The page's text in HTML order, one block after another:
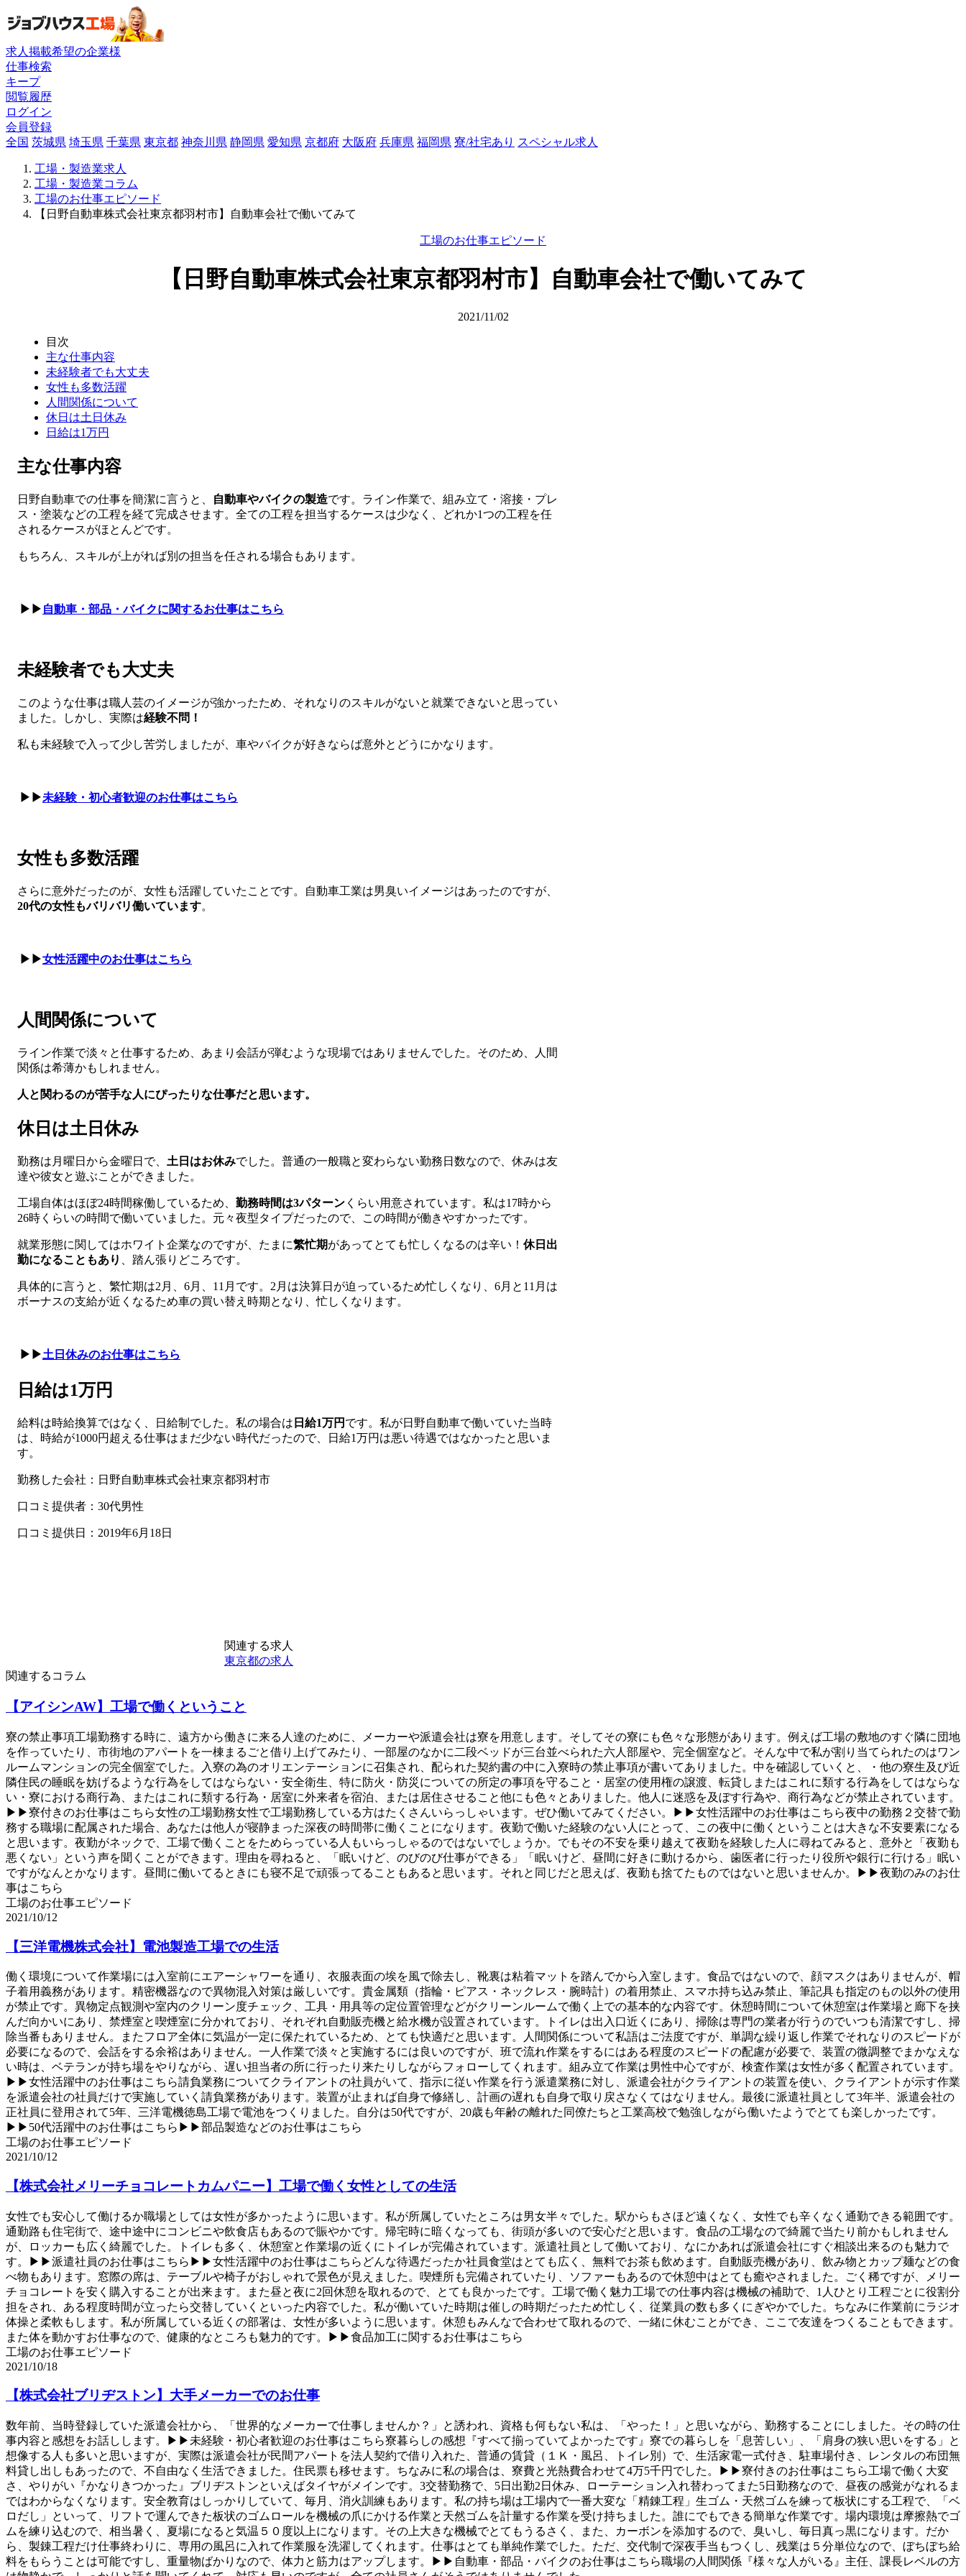
求人掲載希望の企業様
仕事検索
キープ
閲覧履歴
ログイン
会員登録
全国 茨城県 埼玉県 千葉県 東京都 神奈川県 静岡県 愛知県 京都府 大阪府 兵庫県 福岡県 寮/社宅あり スペシャル求人
工場・製造業求人
工場・製造業コラム
工場のお仕事エピソード
【日野自動車株式会社東京都羽村市】自動車会社で働いてみて
工場のお仕事エピソード
【日野自動車株式会社東京都羽村市】自動車会社で働いてみて
2021/11/02
目次
主な仕事内容
未経験者でも大丈夫
女性も多数活躍
人間関係について
休日は土日休み
日給は1万円
主な仕事内容
日野自動車での仕事を簡潔に言うと、 自動車やバイクの製造です。ライン作業で、組み立て・溶接・プレ
ス・塗装などの工程を経て完成させます。全ての工程を担当するケースは少なく、どれか1つの工程を任
されるケースがほとんどです。
もちろん、スキルが上がれば別の担当を任される場合もあります。
▶▶ 自動車・部品・バイクに関するお仕事はこちら
未経験者でも大丈夫
このような仕事は職人芸のイメージが強かったため、それなりのスキルがないと就業できないと思ってい
ました。しかし、実際は経験不問！
私も未経験で入って少し苦労しましたが、車やバイクが好きならば意外とどうにかなります。
▶▶未経験・初心者歓迎のお仕事はこちら
女性も多数活躍
さらに意外だったのが、女性も活躍していたことです。自動車工業は男臭いイメージはあったのですが、
20代の女性もバリバリ働いています。
▶▶女性活躍中のお仕事はこちら
人間関係について
ライン作業で淡々と仕事するため、あまり会話が弾むような現場ではありませんでした。そのため、人間
関係は希薄かもしれません。
人と関わるのが苦手な人にぴったりな仕事だと思います。
休日は土日休み
勤務は月曜日から金曜日で、 土日はお休みでした。普通の一般職と変わらない勤務日数なので、休みは友
達や彼女と遊ぶことができました。
工場自体はほぼ24時間稼働しているため、 勤務時間は3パターン くらい用意されています。私は17時から
26時くらいの時間で働いていました。元々夜型タイプだったので、この時間が働きやすかったです。
就業形態に関してはホワイト企業なのですが、たまに繁忙期があってとても忙しくなるのは辛い！ 休日出
勤になることもあり
、踏ん張りどころです。
具体的に言うと、繁忙期は2月、6月、11月です。2月は決算日が迫っているため忙しくなり、6月と11月は
ボーナスの支給が近くなるため車の買い替え時期となり、忙しくなります。
▶▶土日休みのお仕事はこちら
日給は1万円
給料は時給換算ではなく、日給制でした。私の場合は 日給1万円 です。私が日野自動車で働いていた当時
は、時給が1000円超える仕事はまだ少ない時代だったので、日給1万円は悪い待遇ではなかったと思いま
す。
勤務した会社：日野自動車株式会社東京都羽村市
口コミ提供者：30代男性
口コミ提供日：2019年6月18日
関連する求人
東京都の求人
関連するコラム
【アイシンAW】工場で働くということ
寮の禁止事項工場勤務する時に、遠方から働きに来る人達のために、メーカーや派遣会社は寮を用意します。そしてその寮にも色々な形態があります。例えば工場の敷地のすぐ隣に団地
を作っていたり、市街地のアパートを一棟まるごと借り上げてみたり、一部屋のなかに二段ベッドが三台並べられた六人部屋や、完全個室など。そんな中で私が割り当てられたのはワン
ルームマンションの完全個室でした。入寮の為のオリエンテーションに召集され、配られた契約書の中に入寮時の禁止事項が書いてありました。中を確認していくと、・他の寮生及び近
隣住民の睡眠を妨げるような行為をしてはならない・安全衛生、特に防火・防災についての所定の事項を守ること・居室の使用権の譲渡、転貸しまたはこれに類する行為をしてはならな
い・寮における商行為、またはこれに類する行為・居室に外来者を宿泊、または居住させること他にも色々とありました。他人に迷惑を及ぼす行為や、商行為などが禁止されています。
▶▶寮付きのお仕事はこちら女性の工場勤務女性で工場勤務している方はたくさんいらっしゃいます。ぜひ働いてみてください。▶▶女性活躍中のお仕事はこちら夜中の勤務２交替で勤
務する職場に配属された場合、あなたは他人が寝静まった深夜の時間帯に働くことになります。夜勤で働いた経験のない人にとって、この夜中に働くということは大きな不安要素になる
と思います。夜勤がネックで、工場で働くことをためらっている人もいらっしゃるのではないでしょうか。でもその不安を乗り越えて夜勤を経験した人に尋ねてみると、意外と「夜勤も
悪くない」という声を聞くことができます。理由を尋ねると、「眠いけど、のびのび仕事ができる」「眠いけど、昼間に好きに動けるから、歯医者に行ったり役所や銀行に行ける」眠い
ですがなんとかなります。昼間に働いてるときにも寝不足で頑張ってることもあると思います。それと同じだと思えば、夜勤も捨てたものではないと思いませんか。▶▶夜勤のみのお仕
事はこちら
工場のお仕事エピソード
2021/10/12
【三洋電機株式会社】電池製造工場での生活
働く環境について作業場には入室前にエアーシャワーを通り、衣服表面の埃を風で除去し、靴裏は粘着マットを踏んでから入室します。食品ではないので、顔マスクはありませんが、帽
子着用義務があります。精密機器なので異物混入対策は厳しいです。貴金属類（指輪・ピアス・ネックレス・腕時計）の着用禁止、スマホ持ち込み禁止、筆記具も指定のもの以外の使用
が禁止です。異物定点観測や室内のクリーン度チェック、工具・用具等の定位置管理などがクリーンルームで働く上での基本的な内容です。休憩時間について休憩室は作業場と廊下を挟
んだ向かいにあり、禁煙室と喫煙室に分かれており、それぞれ自動販売機と給水機が設置されています。トイレは出入口近くにあり、掃除は専門の業者が行うのでいつも清潔ですし、掃
除当番もありません。またフロア全体に気温が一定に保たれているため、とても快適だと思います。人間関係について私語はご法度ですが、単調な繰り返し作業でそれなりのスピードが
必要になるので、会話をする余裕はありません。一人作業で淡々と実施するには良いのですが、班で流れ作業をするにはある程度のスピードの配慮が必要で、装置の微調整でまかなえな
い時は、ベテランが持ち場をやりながら、遅い担当者の所に行ったり来たりしながらフォローしてくれます。組み立て作業は男性中心ですが、検査作業は女性が多く配置されています。
▶▶女性活躍中のお仕事はこちら請負業務についてクライアントの社員がいて、指示に従い作業を行う派遣業務に対し、派遣会社がクライアントの装置を使い、クライアントが示す作業
を派遣会社の社員だけで実施していく請負業務があります。装置が止まれば自身で修繕し、計画の遅れも自身で取り戻さなくてはなりません。最後に派遣社員として3年半、派遣会社の
正社員に登用されて5年、三洋電機徳島工場で電池をつくりました。自分は50代ですが、20歳も年齢の離れた同僚たちと工業高校で勉強しながら働いたようでとても楽しかったです。
▶▶50代活躍中のお仕事はこちら▶▶部品製造などのお仕事はこちら
工場のお仕事エピソード
2021/10/12
【株式会社メリーチョコレートカムパニー】工場で働く女性としての生活
女性でも安心して働けるか職場としては女性が多かったように思います。私が所属していたところは男女半々でした。駅からもさほど遠くなく、女性でも辛くなく通勤できる範囲です。
通勤路も住宅街で、途中途中にコンビニや飲食店もあるので賑やかです。帰宅時に暗くなっても、街頭が多いので安心だと思います。食品の工場なので綺麗で当たり前かもしれません
が、ロッカーも広く綺麗でした。トイレも多く、休憩室と作業場の近くにトイレが完備されています。派遣社員として働いており、なにかあれば派遣会社にすぐ相談出来るのも魅力で
す。▶▶派遣社員のお仕事はこちら▶▶女性活躍中のお仕事はこちらどんな待遇だったか社員食堂はとても広く、無料でお茶も飲めます。自動販売機があり、飲み物とカップ麺などの食
べ物もあります。窓際の席は、テーブルや椅子がおしゃれで景色が見えました。喫煙所も完備されていたり、ソファーもあるので休憩中はとても癒やされました。ごく稀ですが、メリー
チョコレートを安く購入することが出来ます。また昼と夜に2回休憩を取れるので、とても良かったです。工場で働く魅力工場での仕事内容は機械の補助で、1人ひとり工程ごとに役割分
担をされ、ある程度時間が立ったら交替していくといった内容でした。私が働いていた時期は催しの時期だったため忙しく、従業員の数も多くにぎやかでした。ちなみに作業前にラジオ
体操と柔軟もします。私が所属している近くの部署は、女性が多いように思います。休憩もみんなで合わせて取れるので、一緒に休むことができ、ここで友達をつくることもできます。
また体を動かすお仕事なので、健康的なところも魅力的です。▶▶食品加工に関するお仕事はこちら
工場のお仕事エピソード
2021/10/18
【株式会社ブリヂストン】大手メーカーでのお仕事
数年前、当時登録していた派遣会社から、「世界的なメーカーで仕事しませんか？」と誘われ、資格も何もない私は、「やった！」と思いながら、勤務することにしました。その時の仕
事内容と感想をお話しします。▶▶未経験・初心者歓迎のお仕事はこちら寮暮らしの感想『すべて揃っていてよかったです』寮での暮らしを「息苦しい」、「肩身の狭い思いをする」と
想像する人も多いと思いますが、実際は派遣会社が民間アパートを法人契約で借り入れた、普通の賃貸（１Ｋ・風呂、トイレ別）で、生活家電一式付き、駐車場付き、レンタルの布団無
料貸し出しもあったので、不自由なく生活できました。住民票も移せます。ちなみに私の場合は、寮費と光熱費合わせて4万5千円でした。▶▶寮付きのお仕事はこちら工場で働く大変
さ、やりがい『かなりきつかった』ブリヂストンといえばタイヤがメインです。3交替勤務で、5日出勤2日休み、ローテーション入れ替わってまた5日勤務なので、昼夜の感覚がなれるま
ではわからなくなります。安全教育はしっかりしていて、毎月、消火訓練もあります。私の持ち場は工場内で一番大変な「精錬工程」生ゴム・天然ゴムを練って板状にする工程で、「ベ
ロだし」といって、リフトで運んできた板状のゴムロールを機械の爪にかける作業と天然ゴムを計量する作業を受け持ちました。誰にでもできる簡単な作業です。場内環境は摩擦熱でゴ
ムを練り込むので、相当暑く、夏場になると気温５０度以上になります。その上大きな機械でとてもうるさく、また、カーボンを添加するので、臭いし、毎日真っ黒になります。だか
ら、製錬工程だけ仕事終わりに、専用の風呂に入れて作業服を洗濯してくれます。仕事はとても単純作業でした。ただ、交代制で深夜手当もつくし、残業は５分単位なので、ぼちぼち給
料をもらうことは可能ですし、重量物ばかりなので、体力と筋力はアップします。▶▶自動車・部品・バイクのお仕事はこちら職場の人間関係『様々な人がいる』主任、課長レベルの方